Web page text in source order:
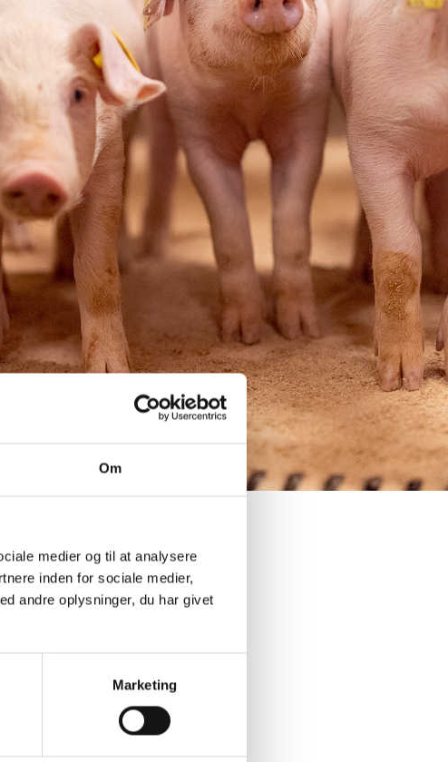
Om
medier og til at analysere
inden for sociale medier,
andre oplysninger, du har givet
Marketing
for racerne
efter faring for
af levedygtige
dag 1 er defineret
Disse avlsmål er